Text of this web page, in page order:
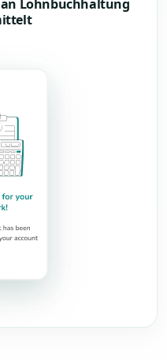
Lohnbuchhaltung